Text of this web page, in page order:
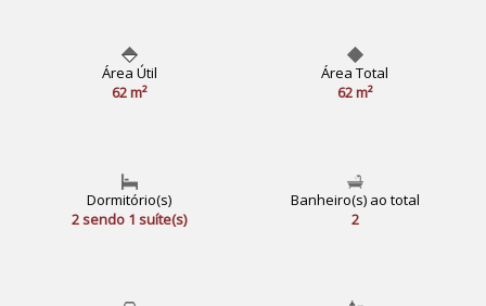
Área Útil
62 m²
Área Total
62 m²
Dormitório(s)
2 sendo 1 suíte(s)
Banheiro(s) ao total
2